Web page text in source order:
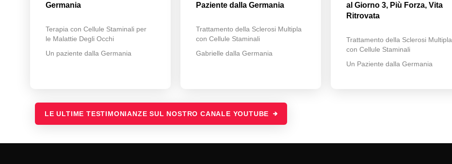
Germania
Terapia con Cellule Staminali per
le Malattie Degli Occhi
Un paziente dalla Germania
Paziente dalla Germania
Trattamento della Sclerosi Multipla
con Cellule Staminali
Gabrielle dalla Germania
al Giorno 3, Più Forza, Vita
Ritrovata
Trattamento della Sclerosi Multipla
con Cellule Staminali
Un Paziente dalla Germania
LE ULTIME TESTIMONIANZE SUL NOSTRO CANALE YOUTUBE